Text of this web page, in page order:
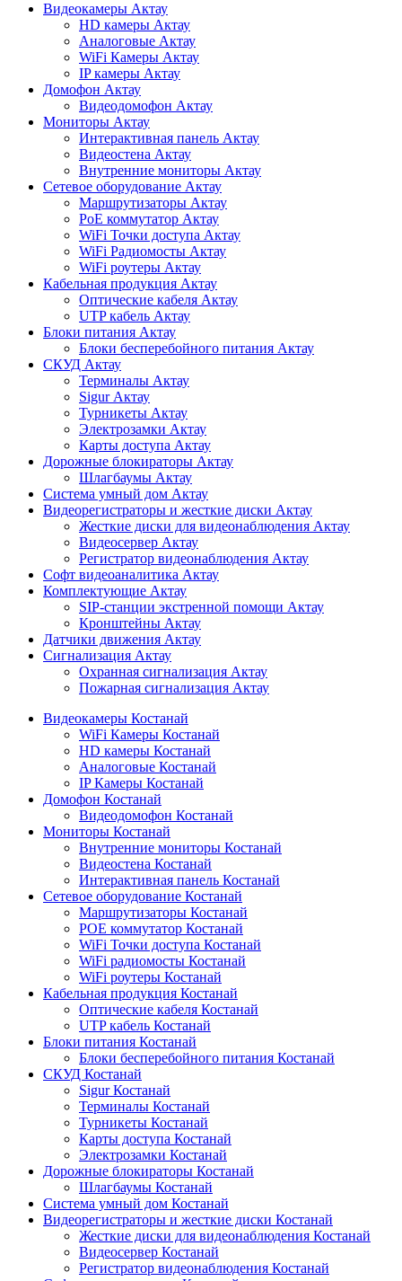
Видеокамеры Актау
HD камеры Актау
Аналоговые Актау
WiFi Камеры Актау
IP камеры Актау
Домофон Актау
Видеодомофон Актау
Мониторы Актау
Интерактивная панель Актау
Видеостена Актау
Внутренние мониторы Актау
Сетевое оборудование Актау
Маршрутизаторы Актау
PoE коммутатор Актау
WiFi Точки доступа Актау
WiFi Радиомосты Актау
WiFi роутеры Актау
Кабельная продукция Актау
Оптические кабеля Актау
UTP кабель Актау
Блоки питания Актау
Блоки бесперебойного питания Актау
СКУД Актау
Терминалы Актау
Sigur Актау
Турникеты Актау
Электрозамки Актау
Карты доступа Актау
Дорожные блокираторы Актау
Шлагбаумы Актау
Система умный дом Актау
Видеорегистраторы и жесткие диски Актау
Жесткие диски для видеонаблюдения Актау
Видеосервер Актау
Регистратор видеонаблюдения Актау
Софт видеоаналитика Актау
Комплектующие Актау
SIP-станции экстренной помощи Актау
Кронштейны Актау
Датчики движения Актау
Сигнализация Актау
Охранная сигнализация Актау
Пожарная сигнализация Актау
Видеокамеры Костанай
WiFi Камеры Костанай
HD камеры Костанай
Аналоговые Костанай
IP Камеры Костанай
Домофон Костанай
Видеодомофон Костанай
Мониторы Костанай
Внутренние мониторы Костанай
Видеостена Костанай
Интерактивная панель Костанай
Сетевое оборудование Костанай
Маршрутизаторы Костанай
POE коммутатор Костанай
WiFi Точки доступа Костанай
WiFi радиомосты Костанай
WiFi роутеры Костанай
Кабельная продукция Костанай
Оптические кабеля Костанай
UTP кабель Костанай
Блоки питания Костанай
Блоки бесперебойного питания Костанай
СКУД Костанай
Sigur Костанай
Терминалы Костанай
Турникеты Костанай
Карты доступа Костанай
Электрозамки Костанай
Дорожные блокираторы Костанай
Шлагбаумы Костанай
Система умный дом Костанай
Видеорегистраторы и жесткие диски Костанай
Жесткие диски для видеонаблюдения Костанай
Видеосервер Костанай
Регистратор видеонаблюдения Костанай